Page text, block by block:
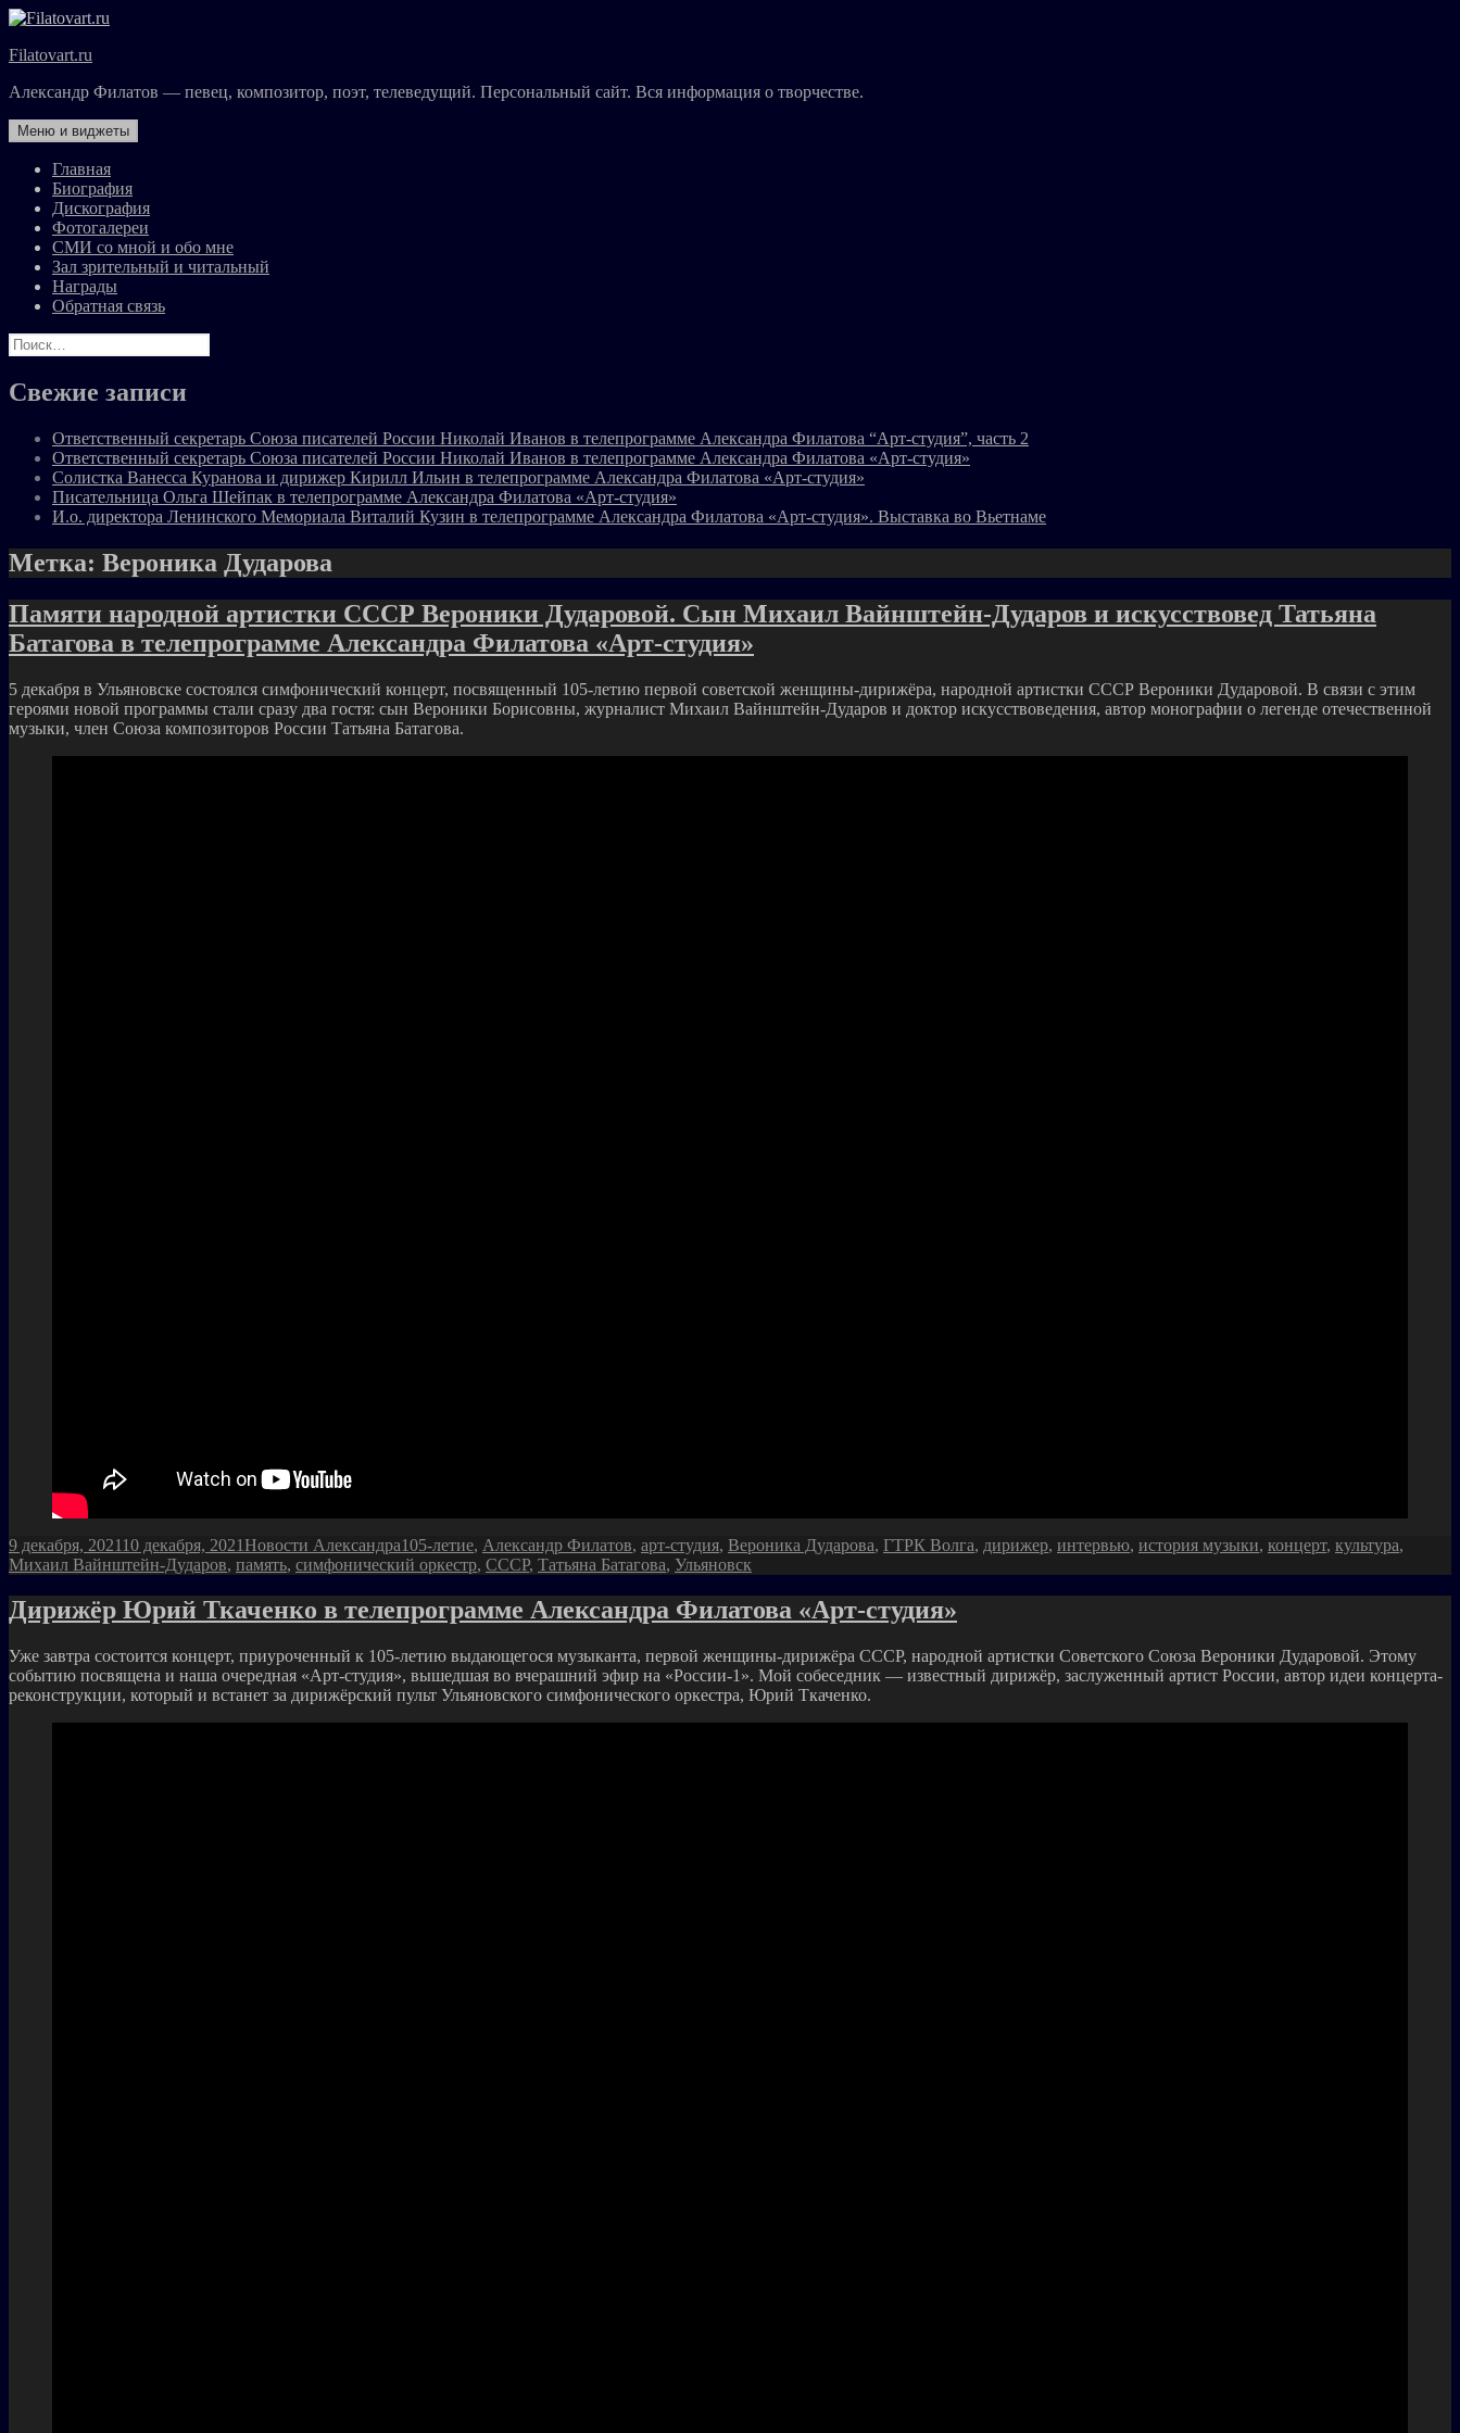
Перейти
содержимому
Filatovart.ru
Александр Филатов — певец, композитор, поэт, телеведущий. Персональный сайт. Вся информация о творчестве.
Меню и виджеты
Главная
Биография
Дискография
Фотогалереи
СМИ со мной и обо мне
Зал зрительный и читальный
Награды
Обратная связь
Найти:
Свежие записи
Ответственный секретарь Союза писателей России Николай Иванов в телепрограмме Александра Филатова “Арт-студия”, часть 2
Ответственный секретарь Союза писателей России Николай Иванов в телепрограмме Александра Филатова «Арт-студия»
Солистка Ванесса Куранова и дирижер Кирилл Ильин в телепрограмме Александра Филатова «Арт-студия»
Писательница Ольга Шейпак в телепрограмме Александра Филатова «Арт-студия»
И.о. директора Ленинского Мемориала Виталий Кузин в телепрограмме Александра Филатова «Арт-студия». Выставка во Вьетнаме
Метка: Вероника Дударова
Памяти народной артистки СССР Вероники Дударовой. Сын Михаил Вайнштейн-Дударов и искусствовед Татьяна
Батагова в телепрограмме Александра Филатова «Арт-студия»
5 декабря в Ульяновске состоялся симфонический концерт, посвященный 105-летию первой советской женщины-дирижёра, народной артистки СССР Вероники Дударовой. В связи с этим
героями новой программы стали сразу два гостя: сын Вероники Борисовны, журналист Михаил Вайнштейн-Дударов и доктор искусствоведения, автор монографии о легенде отечественной
музыки, член Союза композиторов России Татьяна Батагова.
Опубликовано
9 декабря, 202110 декабря, 2021Рубрики
Новости АлександраМетки
105-летие, Александр Филатов, арт-студия, Вероника Дударова, ГТРК Волга, дирижер, интервью, история музыки, концерт, культура,
Михаил Вайнштейн-Дударов, память, симфонический оркестр, СССР, Татьяна Батагова, Ульяновск
Дирижёр Юрий Ткаченко в телепрограмме Александра Филатова «Арт-студия»
Уже завтра состоится концерт, приуроченный к 105-летию выдающегося музыканта, первой женщины-дирижёра СССР, народной артистки Советского Союза Вероники Дударовой. Этому
событию посвящена и наша очередная «Арт-студия», вышедшая во вчерашний эфир на «России-1». Мой собеседник — известный дирижёр, заслуженный артист России, автор идеи концерта-
реконструкции, который и встанет за дирижёрский пульт Ульяновского симфонического оркестра, Юрий Ткаченко.